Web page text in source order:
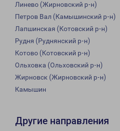
Линево (Жирновский р-н)
Петров Вал (Камышинский р-н)
Лапшинская (Котовский р-н)
Рудня (Руднянский р-н)
Котово (Котовский р-н)
Ольховка (Ольховский р-н)
Жирновск (Жирновский р-н)
Камышин
Другие направления